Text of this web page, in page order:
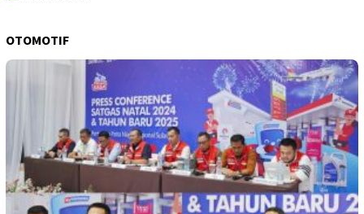
OTOMOTIF